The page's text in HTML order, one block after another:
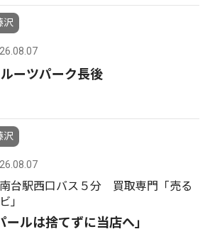
沢
ーツパーク長後
沢
台駅西口バス５分 買取専門「売る
」
ールは捨てずに当店へ｣